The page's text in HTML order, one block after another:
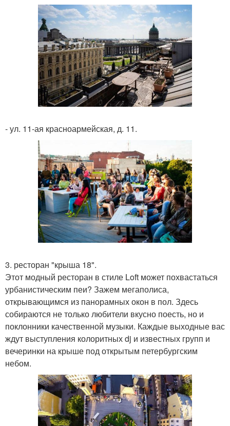
- ул. 11-ая красноармейская, д. 11.
3. ресторан "крыша 18".
Этот модный ресторан в стиле Loft может похвастаться
урбанистическим пеи? Зажем мегаполиса,
открывающимся из панорамных окон в пол. Здесь
собираются не только любители вкусно поесть, но и
поклонники качественной музыки. Каждые выходные вас
ждут выступления колоритных dj и известных групп и
вечеринки на крыше под открытым петербургским
небом.